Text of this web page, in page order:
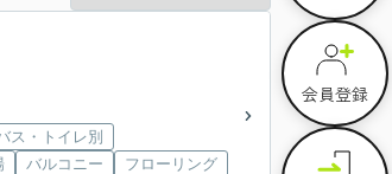
ス・トイレ別
バルコニー
フローリング
会員登録